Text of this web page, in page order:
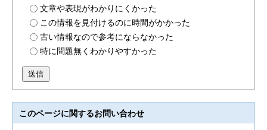
文章や表現がわかりにくかった
この情報を見付けるのに時間がかかった
古い情報なので参考にならなかった
特に問題無くわかりやすかった
送信
このページに関するお問い合わせ